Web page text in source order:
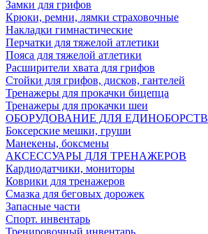
Замки для грифов
Крюки, ремни, лямки страховочные
Накладки гимнастические
Перчатки для тяжелой атлетики
Пояса для тяжелой атлетики
Расширители хвата для грифов
Стойки для грифов, дисков, гантелей
Тренажеры для прокачки бицепца
Тренажеры для прокачки шеи
ОБОРУДОВАНИЕ ДЛЯ ЕДИНОБОРСТВ
Боксерские мешки, груши
Манекены, боксмены
АКСЕССУАРЫ ДЛЯ ТРЕНАЖЕРОВ
Кардиодатчики, мониторы
Коврики для тренажеров
Смазка для беговых дорожек
Запасные части
Спорт. инвентарь
Тренировочный инвентарь